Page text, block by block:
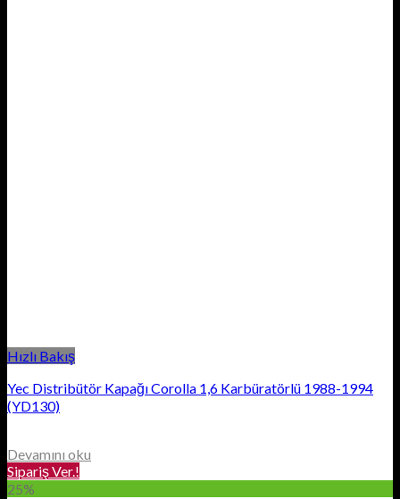
Hızlı Bakış
Yec Distribütör Kapağı Corolla 1,6 Karbüratörlü 1988-1994
(YD130)
Devamını oku
Sipariş Ver.!
25%